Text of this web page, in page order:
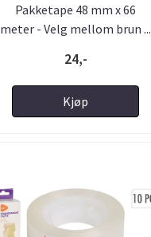
Pakketape 48 mm x 66
meter - Velg mellom brun ...
24,-
Kjøp